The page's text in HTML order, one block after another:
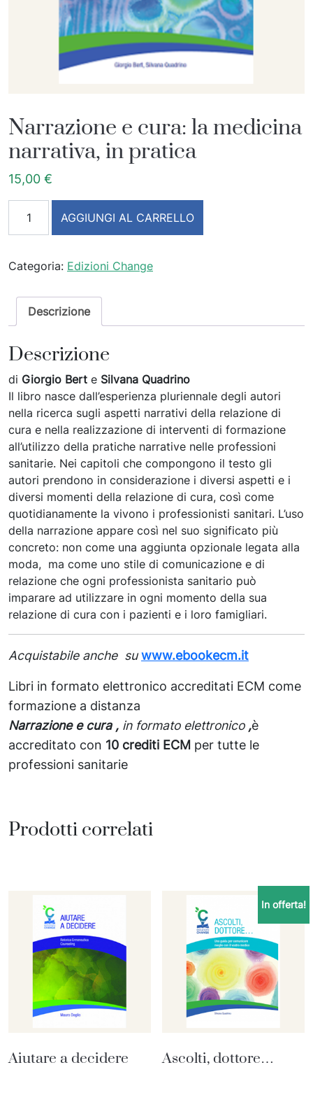
Narrazione e cura: la medicina
narrativa, in pratica
15,00 €
AGGIUNGI AL CARRELLO
Categoria: Edizioni Change
Descrizione
Descrizione
di Giorgio Bert e Silvana Quadrino
Il libro nasce dall’esperienza pluriennale degli autori
nella ricerca sugli aspetti narrativi della relazione di
cura e nella realizzazione di interventi di formazione
all’utilizzo della pratiche narrative nelle professioni
sanitarie. Nei capitoli che compongono il testo gli
autori prendono in considerazione i diversi aspetti e i
diversi momenti della relazione di cura, così come
quotidianamente la vivono i professionisti sanitari. L’uso
della narrazione appare così nel suo significato più
concreto: non come una aggiunta opzionale legata alla
moda, ma come uno stile di comunicazione e di
relazione che ogni professionista sanitario può
imparare ad utilizzare in ogni momento della sua
relazione di cura con i pazienti e i loro famigliari.
Acquistabile anche suwww.ebookecm.it
Libri in formato elettronico accreditati ECM come
formazione a distanza
Narrazione e cura , in formato elettronico,è
accreditato con 10 crediti ECM per tutte le
professioni sanitarie
Prodotti correlati
Aiutare a decidere
In offerta!
Ascolti, dottore…